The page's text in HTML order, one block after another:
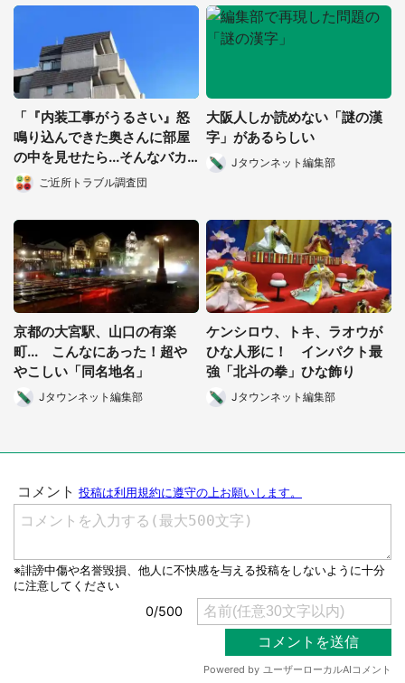
「『内装工事がうるさい』怒
鳴り込んできた奥さんに部屋
の中を見せたら...そんなバカ
な！」（都道府県・年齢不
明）
ご近所トラブル調査団
大阪人しか読めない「謎の漢
字」があるらしい
Jタウンネット編集部
京都の大宮駅、山口の有楽
町... こんなにあった！超や
やこしい「同名地名」
Jタウンネット編集部
ケンシロウ、トキ、ラオウが
ひな人形に！ インパクト最
強「北斗の拳」ひな飾り
Jタウンネット編集部